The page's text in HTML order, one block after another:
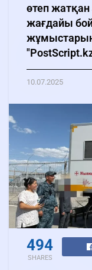
өтеп
жағдайы
жұмыстарын
10.07.2025
494
SHARES